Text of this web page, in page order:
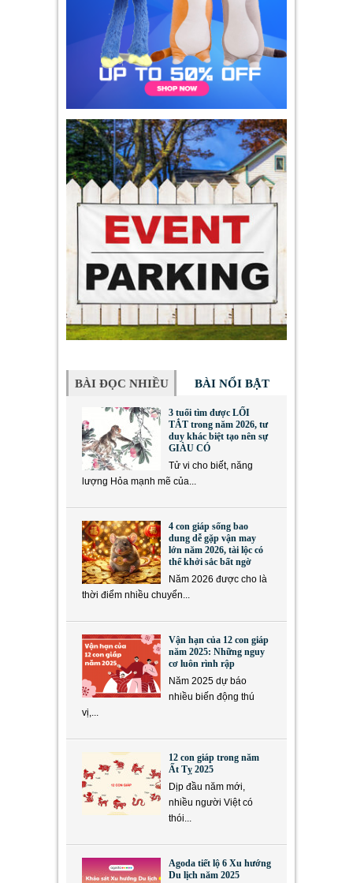
BÀI ĐỌC NHIỀU BÀI NỔI BẬT
3 tuổi tìm được LỐI
TẮT trong năm 2026, tư
duy khác biệt tạo nên sự
GIÀU CÓ
Tử vi cho biết, năng
lượng Hỏa mạnh mẽ của...
4 con giáp sống bao
dung dễ gặp vận may
lớn năm 2026, tài lộc có
thể khởi sắc bất ngờ
Năm 2026 được cho là
thời điểm nhiều chuyển...
Vận hạn của 12 con giáp
năm 2025: Những nguy
cơ luôn rình rập
Năm 2025 dự báo
nhiều biến động thú
vị,...
12 con giáp trong năm
Ất Tỵ 2025
Dịp đầu năm mới,
nhiều người Việt có
thói...
Agoda tiết lộ 6 Xu hướng
Du lịch năm 2025